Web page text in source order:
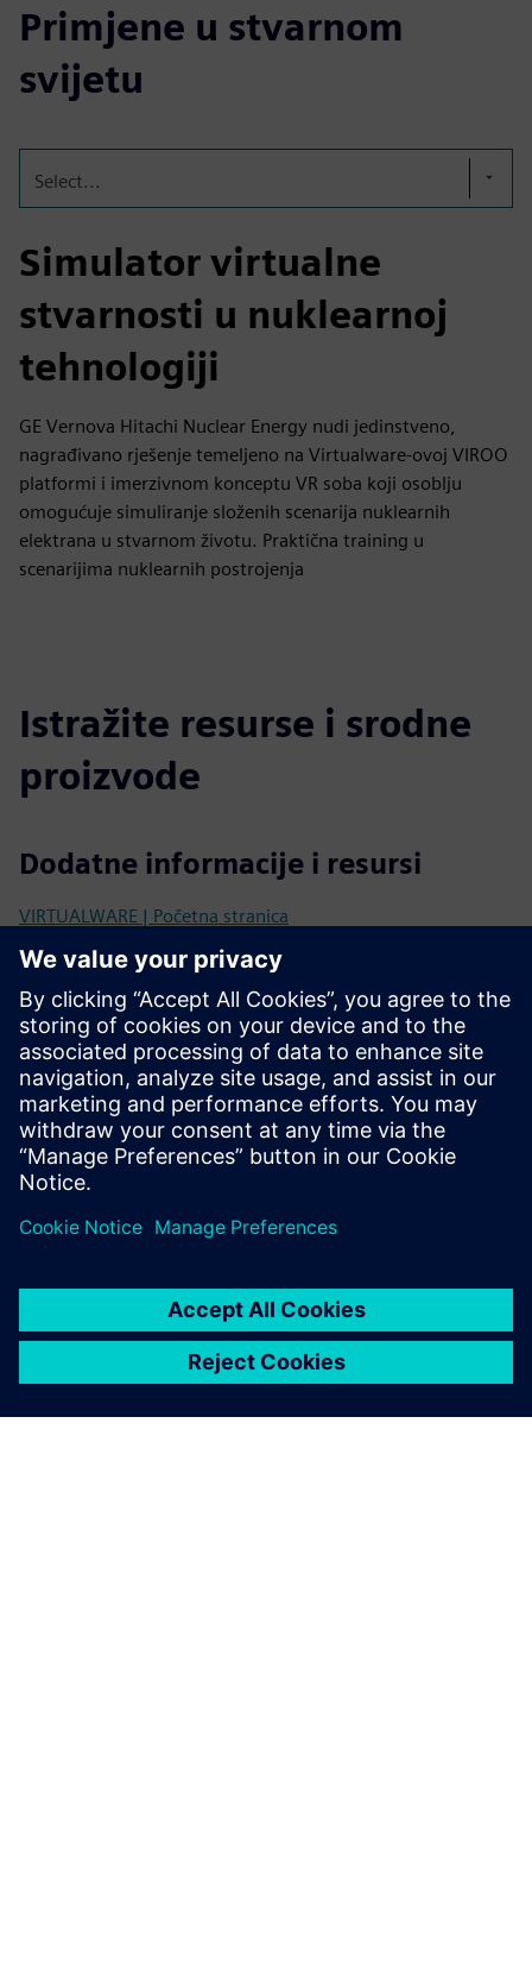
Primjene u stvarnom
svijetu
Select...
Simulator virtualne
stvarnosti u nuklearnoj
tehnologiji
GE Vernova Hitachi Nuclear Energy nudi jedinstveno,
nagrađivano rješenje temeljeno na Virtualware-ovoj VIROO
platformi i imerzivnom konceptu VR soba koji osoblju
omogućuje simuliranje složenih scenarija nuklearnih
elektrana u stvarnom životu. Praktična training u
scenarijima nuklearnih postrojenja
Istražite resurse i srodne
proizvode
Dodatne informacije i resursi
VIRTUALWARE | Početna stranica
VIROO®
Prijedlog zajedničke vrijednosti virtualnog softvera i
Siemensa
Preduvjeti
Ništa